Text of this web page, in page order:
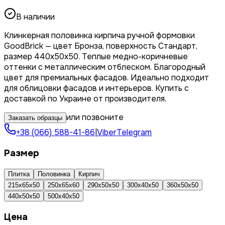
В наличии
Клинкерная половинка кирпича ручной формовки
GoodBrick — цвет Бронза, поверхность Стандарт,
размер 440x50x50. Теплые медно-коричневые
оттенки с металлическим отблеском. Благородный
цвет для премиальных фасадов. Идеально подходит
для облицовки фасадов и интерьеров. Купить с
доставкой по Украине от производителя.
Заказать образцы или позвоните
+38 (066) 588-41-86 ViberTelegram
Размер
Плитка Половинка
Кирпич
215х65х50
250х65х60 290х50х50 300х40х50
360x50x50
440x50x50
500x40x50
Цена